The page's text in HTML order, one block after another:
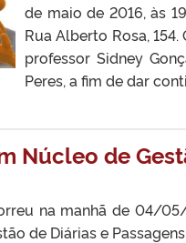
de maio de 2016, às
Rua Alberto Rosa,
professor Sidney
Peres, a fim de dar
Núcleo de
na manhã de 04/
de Diárias e